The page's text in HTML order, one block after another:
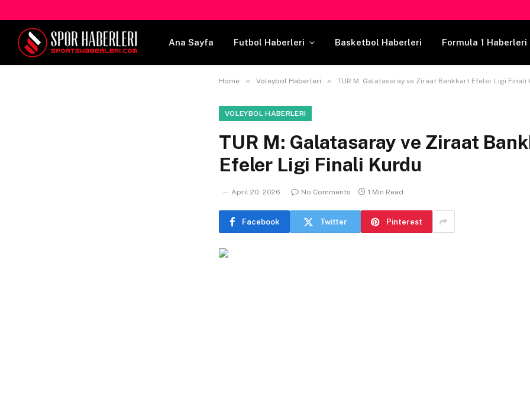
Ana Sayfa Futbol Haberleri Basketbol Haberleri Formula 1 Haberleri
Home » Voleybol Haberleri » TUR M: Galatasaray ve Ziraat Bankkart Efeler Ligi Finali
VOLEYBOL HABERLERI
TUR M: Galatasaray ve Ziraat
Efeler Ligi Finali Kurdu
April 20, 2026 No Comments 1 Min Read
Facebook Twitter Pinterest